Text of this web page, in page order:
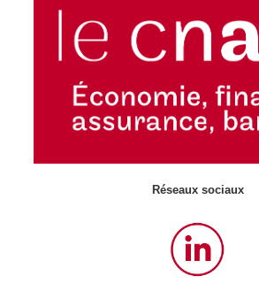
Réseaux sociaux